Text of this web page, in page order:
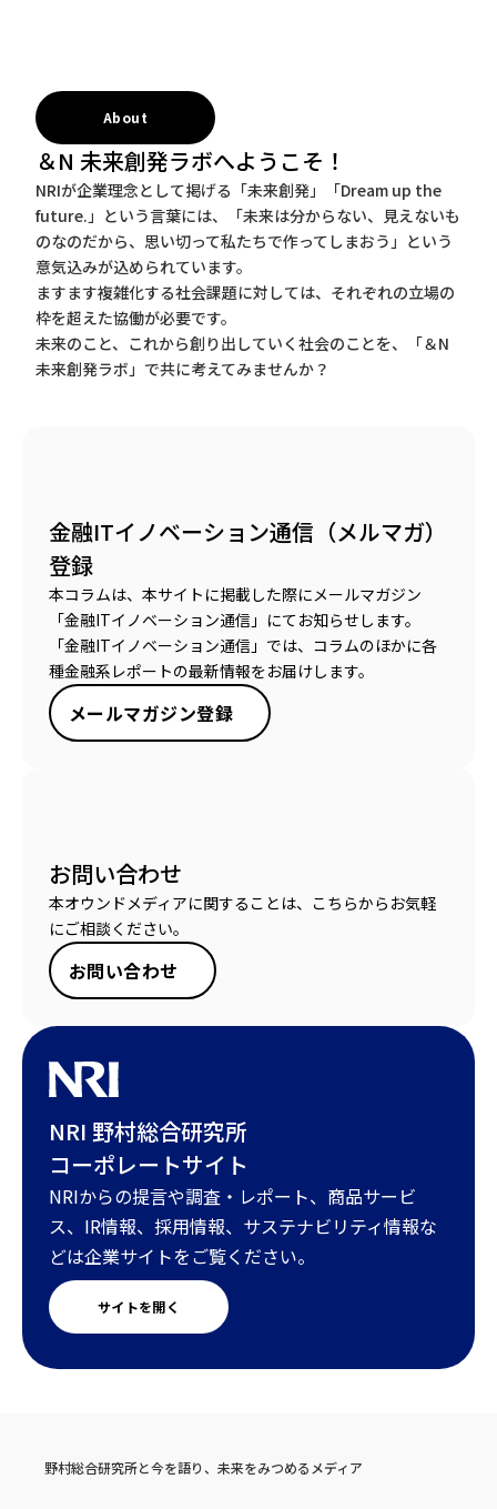
About
＆N 未来創発ラボへようこそ！
NRIが企業理念として掲げる「未来創発」「Dream up the
future.」という言葉には、「未来は分からない、見えないも
のなのだから、思い切って私たちで作ってしまおう」という
意気込みが込められています。
ますます複雑化する社会課題に対しては、それぞれの立場の
枠を超えた協働が必要です。
未来のこと、これから創り出していく社会のことを、「＆N
未来創発ラボ」で共に考えてみませんか？
金融ITイノベーション通信（メルマガ）
登録
本コラムは、本サイトに掲載した際にメールマガジン
「金融ITイノベーション通信」にてお知らせします。
「金融ITイノベーション通信」では、コラムのほかに各
種金融系レポートの最新情報をお届けします。
メールマガジン登録
お問い合わせ
本オウンドメディアに関することは、こちらからお気軽
にご相談ください。
お問い合わせ
NRI 野村総合研究所
コーポレートサイト
NRIからの提言や調査・レポート、商品サービ
ス、IR情報、採用情報、サステナビリティ情報な
どは企業サイトをご覧ください。
サイトを開く
野村総合研究所と今を語り、未来をみつめるメディア